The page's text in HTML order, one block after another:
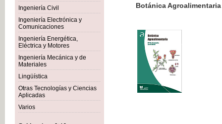
Ingeniería Civil
Ingeniería Electrónica y
Comunicaciones
Ingeniería Energética,
Eléctrica y Motores
Ingeniería Mecánica y de
Materiales
Lingüística
Otras Tecnologías y Ciencias
Aplicadas
Varios
Botánica Agroalimentaria